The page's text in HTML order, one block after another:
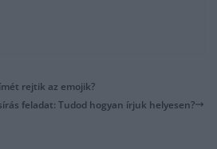
rejtik az emojik?
feladat: Tudod hogyan írjuk helyesen?